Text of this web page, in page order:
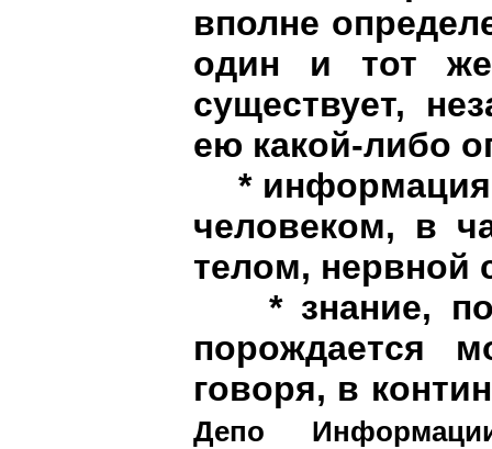
вполне
один и тот
существует,
ею какой-либо
* информация
человеком, в
телом, нервной
* знание, по
порождается
говоря, в
Депо